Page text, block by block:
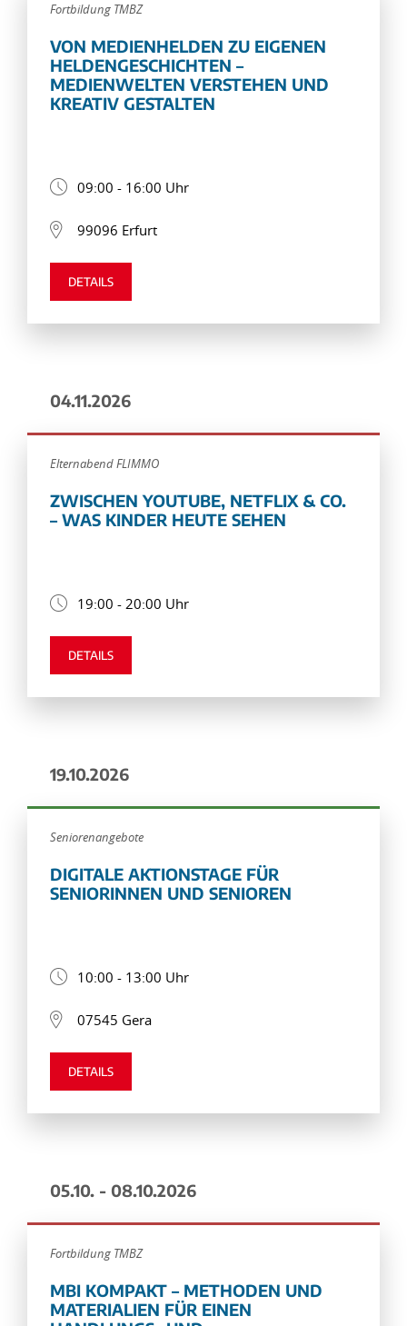
Fortbildung TMBZ
VON MEDIENHELDEN ZU EIGENEN
HELDENGESCHICHTEN –
MEDIENWELTEN VERSTEHEN UND
KREATIV GESTALTEN
09:00 - 16:00 Uhr
99096 Erfurt
DETAILS
04.11.2026
Elternabend FLIMMO
ZWISCHEN YOUTUBE, NETFLIX & CO.
– WAS KINDER HEUTE SEHEN
19:00 - 20:00 Uhr
DETAILS
19.10.2026
Seniorenangebote
DIGITALE AKTIONSTAGE FÜR
SENIORINNEN UND SENIOREN
10:00 - 13:00 Uhr
07545 Gera
DETAILS
05.10. - 08.10.2026
Fortbildung TMBZ
MBI KOMPAKT – METHODEN UND
MATERIALIEN FÜR EINEN